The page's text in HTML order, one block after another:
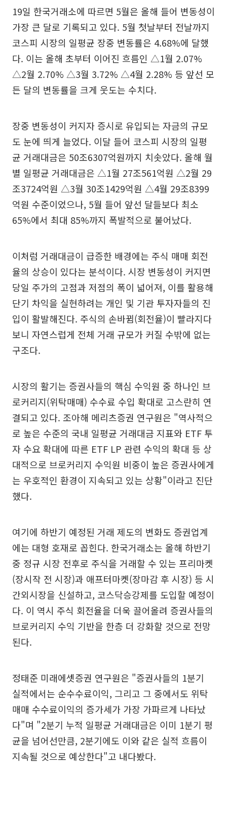
19일 한국거래소에 따르면 5월은 올해 들어 변동성이
가장 큰 달로 기록되고 있다. 5월 첫날부터 전날까지
코스피 시장의 일평균 장중 변동률은 4.68%에 달했
다. 이는 올해 초부터 이어진 흐름인 △1월 2.07%
△2월 2.70% △3월 3.72% △4월 2.28% 등 앞선 모
든 달의 변동률을 크게 웃도는 수치다.
장중 변동성이 커지자 증시로 유입되는 자금의 규모
도 눈에 띄게 늘었다. 이달 들어 코스피 시장의 일평
균 거래대금은 50조6307억원까지 치솟았다. 올해 월
별 일평균 거래대금은 △1월 27조561억원 △2월 29
조3724억원 △3월 30조1429억원 △4월 29조8399
억원 수준이었으나, 5월 들어 앞선 달들보다 최소
65%에서 최대 85%까지 폭발적으로 불어났다.
이처럼 거래대금이 급증한 배경에는 주식 매매 회전
율의 상승이 있다는 분석이다. 시장 변동성이 커지면
당일 주가의 고점과 저점의 폭이 넓어져, 이를 활용해
단기 차익을 실현하려는 개인 및 기관 투자자들의 진
입이 활발해진다. 주식의 손바뀜(회전율)이 빨라지다
보니 자연스럽게 전체 거래 규모가 커질 수밖에 없는
구조다.
시장의 활기는 증권사들의 핵심 수익원 중 하나인 브
로커리지(위탁매매) 수수료 수입 확대로 고스란히 연
결되고 있다. 조아해 메리츠증권 연구원은 "역사적으
로 높은 수준의 국내 일평균 거래대금 지표와 ETF 투
자 수요 확대에 따른 ETF LP 관련 수익의 확대 등 상
대적으로 브로커리지 수익원 비중이 높은 증권사에게
는 우호적인 환경이 지속되고 있는 상황"이라고 진단
했다.
여기에 하반기 예정된 거래 제도의 변화도 증권업계
에는 대형 호재로 꼽힌다. 한국거래소는 올해 하반기
중 정규 시장 전후로 주식을 거래할 수 있는 프리마켓
(장시작 전 시장)과 애프터마켓(장마감 후 시장) 등 시
간외시장을 신설하고, 코스닥승강제를 도입할 예정이
다. 이 역시 주식 회전율을 더욱 끌어올려 증권사들의
브로커리지 수익 기반을 한층 더 강화할 것으로 전망
된다.
정태준 미래에셋증권 연구원은 "증권사들의 1분기
실적에서는 순수수료이익, 그리고 그 중에서도 위탁
매매 수수료이익의 증가세가 가장 가파르게 나타났
다"며 "2분기 누적 일평균 거래대금은 이미 1분기 평
균을 넘어선만큼, 2분기에도 이와 같은 실적 흐름이
지속될 것으로 예상한다"고 내다봤다.